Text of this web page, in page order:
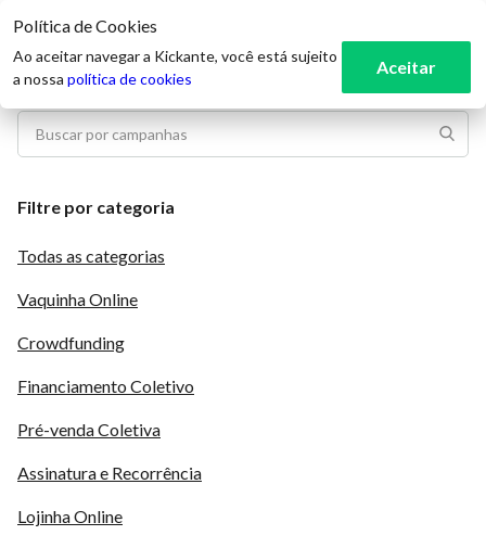
Filtre por categoria
Todas as categorias
Vaquinha Online
Crowdfunding
Financiamento Coletivo
Pré-venda Coletiva
Assinatura e Recorrência
Lojinha Online
Política de Cookies
Ao aceitar navegar a Kickante, você está sujeito
a nossa política de cookies
Aceitar